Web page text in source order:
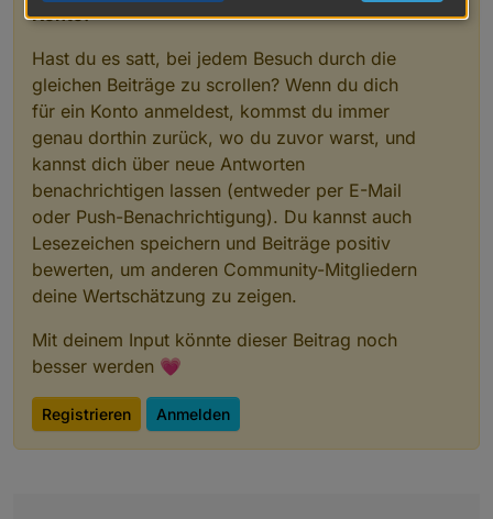
Konto.
Hast du es satt, bei jedem Besuch durch die
gleichen Beiträge zu scrollen? Wenn du dich
für ein Konto anmeldest, kommst du immer
genau dorthin zurück, wo du zuvor warst, und
kannst dich über neue Antworten
benachrichtigen lassen (entweder per E-Mail
oder Push-Benachrichtigung). Du kannst auch
Lesezeichen speichern und Beiträge positiv
bewerten, um anderen Community-Mitgliedern
deine Wertschätzung zu zeigen.
Mit deinem Input könnte dieser Beitrag noch
besser werden 💗
Registrieren Anmelden